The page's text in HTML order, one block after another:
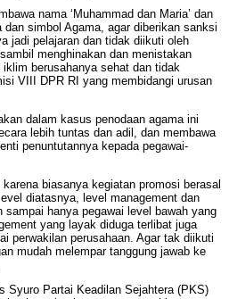
nama ‘Muhammad dan Maria’ dan
dan simbol Agama, agar diberikan sanksi
jadi pelajaran dan tidak diikuti oleh
menghinakan dan menistakan
berusahanya sehat dan tidak
VIII DPR RI yang membidangi urusan
dalam kasus penodaan agama ini
lebih tuntas dan adil, dan membawa
penuntutannya kepada pegawai-
biasanya kegiatan promosi berasal
diatasnya, level management dan
sampai hanya pegawai level bawah yang
yang layak diduga terlibat juga
perwakilan perusahaan. Agar tak diikuti
mudah melempar tanggung jawab ke
Syuro Partai Keadilan Sejahtera (PKS)